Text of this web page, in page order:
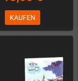
KAUFEN